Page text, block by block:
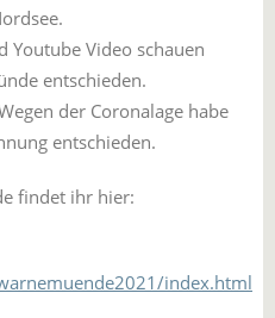
Youtube Video schauen
entschieden.
der Coronalage habe
entschieden.
findet ihr hier:
index.html